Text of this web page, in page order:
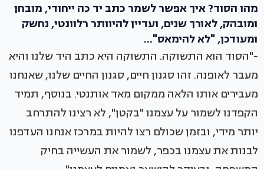
מהו הסוד? איך אפשר לשמר כתב יד כה ייחודי, מובחן
ומובהק, לאורך שנים, ועדיין להיוותר רלוונטי, נחשק
ומעודכן, "לא להימאס"...
-"הסוד הוא התשוקה. התשוקה היא כתב היד שלנו והיא
מעבר לאופנה. זהו סגנון חיים, סגנון החיים שלנו, שאנחנו
מעבירים אותו הלאה ממקום מאד אותנטי. בנוסף, תמיד
הקפדנו לשמור על עצמנו "בקטן", לא רצינו להתרחב
יותר מידי, ובזמן שכולם רצו להיות במרכז אנחנו העדפנו
לבנות את עצמנו בכפר, לשמור את העשייה בחיק